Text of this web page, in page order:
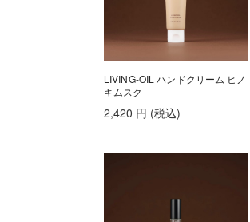
LIVING-OIL ハンドクリーム ヒノ
キムスク
2,420 円 (税込)